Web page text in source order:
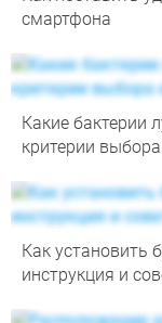
смартфона
Какие бактерии
критерии
Как установить
инструкция и